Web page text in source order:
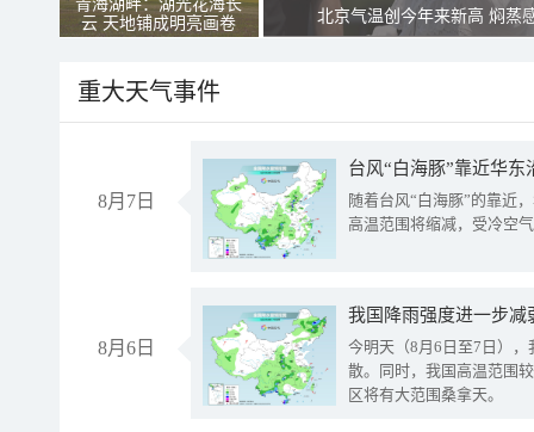
青海湖畔：湖光花海长
云 天地铺成明亮画卷
北京气温创今年来新高 焖蒸
重大天气事件
8月7日
台风“白海豚”靠近华
随着台风“白海豚”的靠近
高温范围将缩减，受冷空
8月6日
今明天（8月6日至7日）
散。同时，我国高温范围
区将有大范围桑拿天。